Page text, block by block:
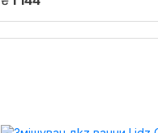
LDANN005CRM35120 Lidz